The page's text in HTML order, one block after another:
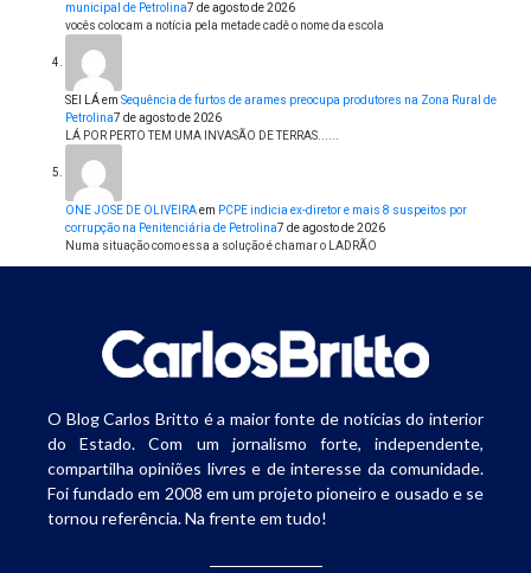
municipal de Petrolina7 de agosto de 2026
vocês colocam a notícia pela metade cadê o nome da escola
SEI LÁem Sequência de furtos de arames preocupa produtores na Zona Rural de
Petrolina7 de agosto de 2026
LÁ POR PERTO TEM UMA INVASÃO DE TERRAS......
ONE JOSE DE OLIVEIRAem PCPE indicia ex-diretor e mais 8 suspeitos por
corrupção na Penitenciária de Petrolina7 de agosto de 2026
Numa situação como essa a solução é chamar o LADRÃO
O Blog Carlos Britto é a maior fonte de notícias do interior
do Estado. Com um jornalismo forte, independente,
compartilha opiniões livres e de interesse da comunidade.
Foi fundado em 2008 em um projeto pioneiro e ousado e se
tornou referência. Na frente em tudo!